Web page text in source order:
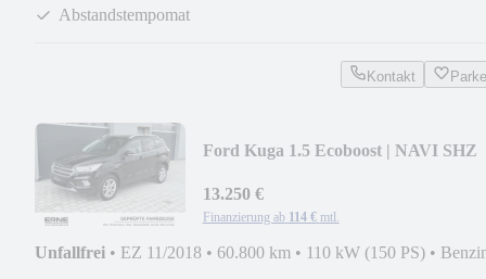
Abstandstempomat
Kontakt
Ford Kuga 1.5 Ecoboost | NAVI SHZ
13.250 €
Finanzierung ab 114 € mtl.
Unfallfrei • EZ 11/2018 • 60.800 km • 110 kW (150 PS) •